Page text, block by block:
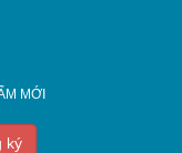
MỚI
ký